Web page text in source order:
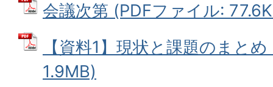
会議次第 (PDFファイル:
【資料1】現状と課題のまと
1.9MB)